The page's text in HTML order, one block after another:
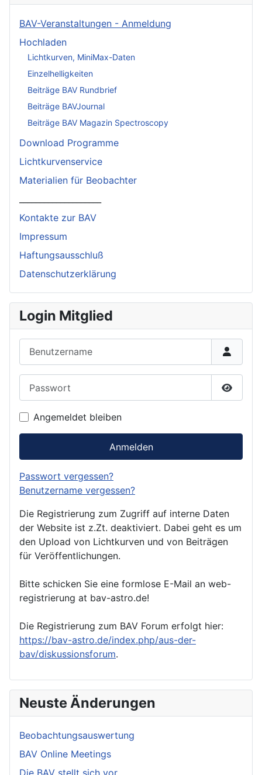
BAV-Veranstaltungen - Anmeldung
Hochladen
Lichtkurven, MiniMax-Daten
Einzelhelligkeiten
Beiträge BAV Rundbrief
Beiträge BAVJournal
Beiträge BAV Magazin Spectroscopy
Download Programme
Lichtkurvenservice
Materialien für Beobachter
Kontakte zur BAV
Impressum
Haftungsausschluß
Datenschutzerklärung
Login Mitglied
Angemeldet bleiben
Anmelden
Passwort vergessen?
Benutzername vergessen?
Die Registrierung zum Zugriff auf interne Daten
der Website ist z.Zt. deaktiviert. Dabei geht es um
den Upload von Lichtkurven und von Beiträgen
für Veröffentlichungen.
Bitte schicken Sie eine formlose E-Mail an web-
registrierung at bav-astro.de!
Die Registrierung zum BAV Forum erfolgt hier:
https://bav-astro.de/index.php/aus-der-
bav/diskussionsforum.
Neuste Änderungen
Beobachtungsauswertung
BAV Online Meetings